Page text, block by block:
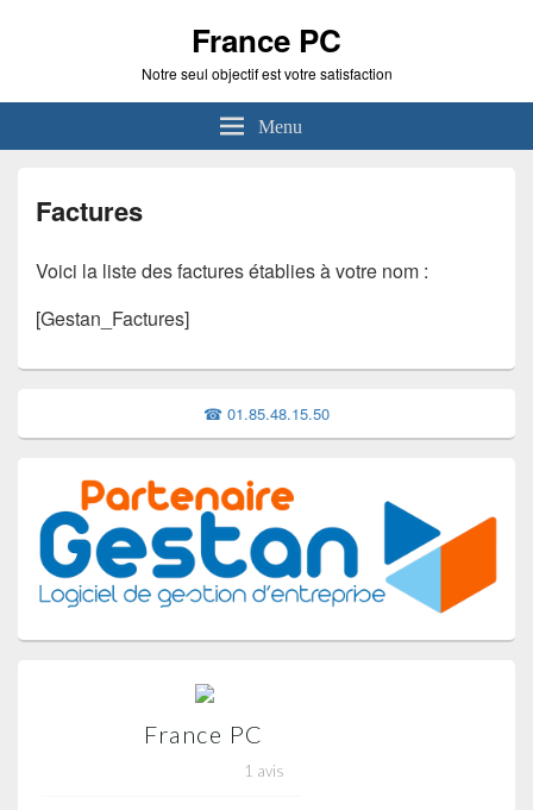
France PC
Notre seul objectif est votre satisfaction
Menu
Factures
Voici la liste des factures établies à votre nom :
[Gestan_Factures]
de
barre
☎ 01.85.48.15.50
France PC
1 avis